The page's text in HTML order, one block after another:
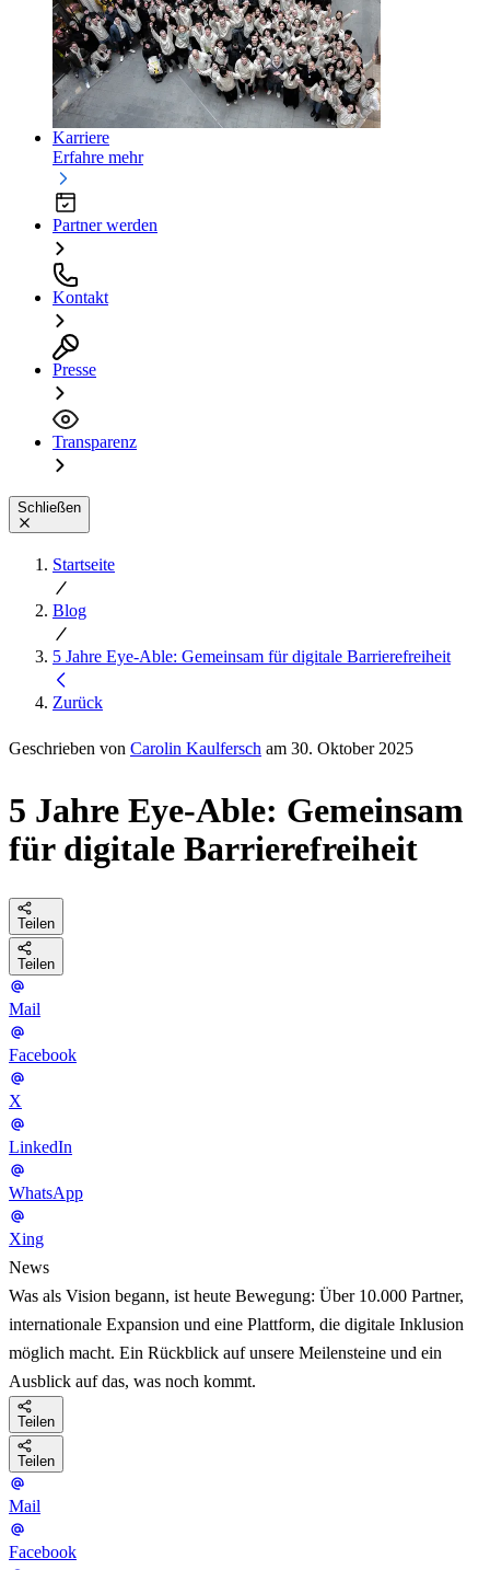
Karriere
Erfahre mehr
Partner werden
Kontakt
Presse
Transparenz
Schließen
Startseite
Blog
5 Jahre Eye-Able: Gemeinsam für digitale Barrierefreiheit
Zurück
Geschrieben von Carolin Kaulfersch am 30. Oktober 2025
5 Jahre Eye-Able: Gemeinsam
für digitale Barrierefreiheit
Teilen
Teilen
Mail
Facebook
X
LinkedIn
WhatsApp
Xing
News
Was als Vision begann, ist heute Bewegung: Über 10.000 Partner,
internationale Expansion und eine Plattform, die digitale Inklusion
möglich macht. Ein Rückblick auf unsere Meilensteine und ein
Ausblick auf das, was noch kommt.
Teilen
Teilen
Mail
Facebook